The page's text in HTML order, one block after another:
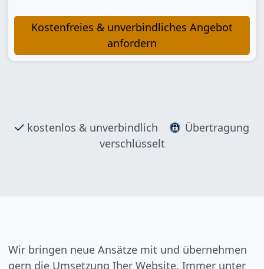
Kostenfreies & unverbindliches Angebot
anfordern
kostenlos & unverbindlich
Übertragung
verschlüsselt
Wir bringen neue Ansätze mit und übernehmen
gern die Umsetzung Iher Website. Immer unter